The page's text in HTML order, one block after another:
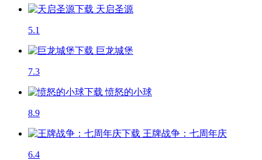
天启圣源
5.1
巨龙城堡
7.3
愤怒的小球
8.9
王牌战争：七周年庆
6.4